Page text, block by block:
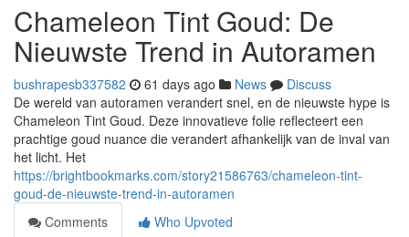
Chameleon Tint Goud: De
Nieuwste Trend in Autoramen
bushrapesb337582 61 days ago News
Discuss
De wereld van autoramen verandert snel, en de nieuwste hype is
Chameleon Tint Goud. Deze innovatieve folie reflecteert een
prachtige goud nuance die verandert afhankelijk van de inval van
het licht. Het
https://brightbookmarks.com/story21586763/chameleon-tint-
goud-de-nieuwste-trend-in-autoramen
Comments
Who Upvoted